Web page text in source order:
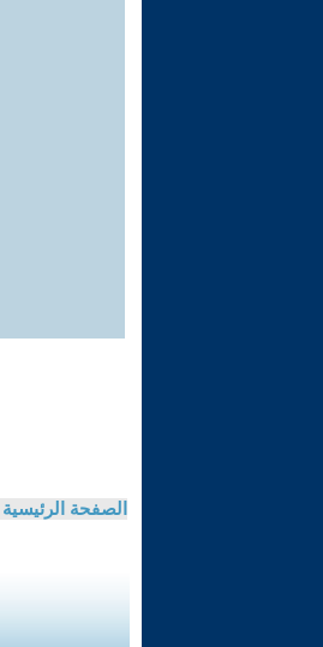
الصفحة الرئيسية